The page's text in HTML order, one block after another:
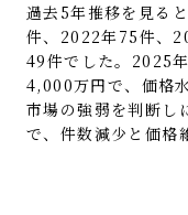
過去5年推移を見る
件、2022年75件、
49件でした。2025
4,000万円で、価格
市場の強弱を判断し
で、件数減少と価格